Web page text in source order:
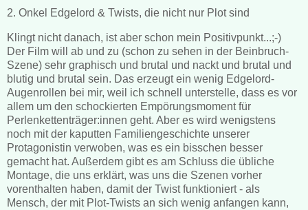
2. Onkel Edgelord & Twists, die nicht nur Plot sind
Klingt nicht danach, ist aber schon mein Positivpunkt...;-)
Der Film will ab und zu (schon zu sehen in der Beinbruch-
Szene) sehr graphisch und brutal und nackt und brutal und
blutig und brutal sein. Das erzeugt ein wenig Edgelord-
Augenrollen bei mir, weil ich schnell unterstelle, dass es vor
allem um den schockierten Empörungsmoment für
Perlenkettenträger:innen geht. Aber es wird wenigstens
noch mit der kaputten Familiengeschichte unserer
Protagonistin verwoben, was es ein bisschen besser
gemacht hat. Außerdem gibt es am Schluss die übliche
Montage, die uns erklärt, was uns die Szenen vorher
vorenthalten haben, damit der Twist funktioniert - als
Mensch, der mit Plot-Twists an sich wenig anfangen kann,